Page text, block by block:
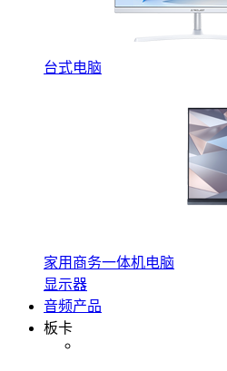
台式电脑
家用商务一体机电脑
显示器
音频产品
板卡